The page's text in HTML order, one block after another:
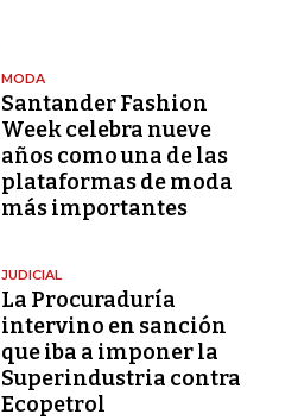
MODA
Santander Fashion
Week celebra nueve
años como una de las
plataformas de moda
más importantes
JUDICIAL
La Procuraduría
intervino en sanción
que iba a imponer la
Superindustria contra
Ecopetrol